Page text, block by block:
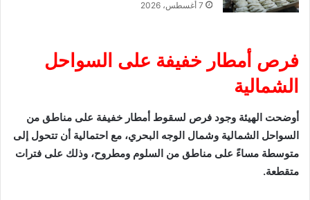
7 أغسطس، 2026
فرص أمطار خفيفة على السواحل
الشمالية
أوضحت الهيئة وجود فرص لسقوط أمطار خفيفة على مناطق من
السواحل الشمالية وشمال الوجه البحري، مع احتمالية أن تتحول إلى
متوسطة مساءً على مناطق من السلوم ومطروح، وذلك على فترات
متقطعة.